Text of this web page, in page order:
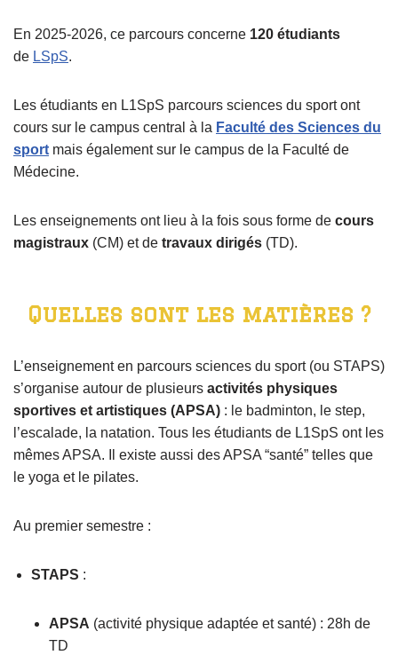
En 2025-2026, ce parcours concerne 120 étudiants
de LSpS.
Les étudiants en L1SpS parcours sciences du sport ont
cours sur le campus central à la Faculté des Sciences du
sport mais également sur le campus de la Faculté de
Médecine.
Les enseignements ont lieu à la fois sous forme de cours
magistraux (CM) et de travaux dirigés (TD).
Quelles sont les matières ?
L’enseignement en parcours sciences du sport (ou STAPS)
s’organise autour de plusieurs activités physiques
sportives et artistiques (APSA) : le badminton, le step,
l’escalade, la natation. Tous les étudiants de L1SpS ont les
mêmes APSA. Il existe aussi des APSA “santé” telles que
le yoga et le pilates.
Au premier semestre :
STAPS :
APSA (activité physique adaptée et santé) : 28h de
TD